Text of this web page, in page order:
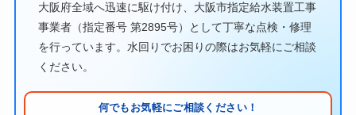
大阪府全域へ迅速に駆け付け、大阪市指定給水装置工事
事業者（指定番号 第2895号）として丁寧な点検・修理
を行っています。水回りでお困りの際はお気軽にご相談
ください。
何でもお気軽にご相談ください！